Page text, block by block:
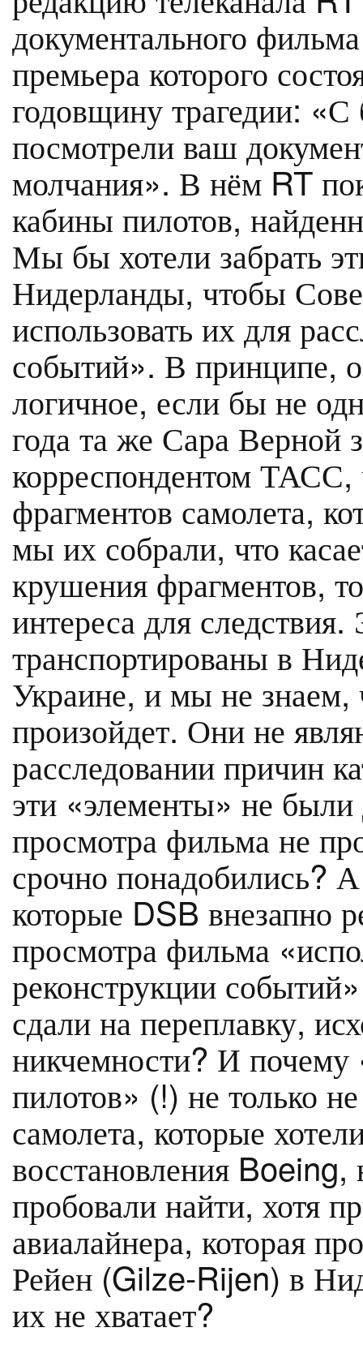
документального
премьера которого
годовщину трагедии:
посмотрели ваш
молчания». В нём RT
кабины пилотов,
Мы бы хотели забрать
Нидерланды, чтобы
использовать их для
событий». В принципе,
логичное, если бы не
года та же Сара Верной
корреспондентом ТАСС,
фрагментов самолета,
мы их собрали, что
крушения фрагментов,
интереса для
транспортированы в
Украине, и мы не
произойдет. Они не
расследовании причин
эти «элементы» не были
просмотра фильма не
срочно понадобились?
которые DSB внезапно
просмотра фильма
реконструкции
сдали на переплавку,
никчемности? И
пилотов» (!) не только
самолета, которые
восстановления Boeing,
пробовали найти, хотя
авиалайнера, которая
Рейен (Gilze-Rijen) в
их не хватает?